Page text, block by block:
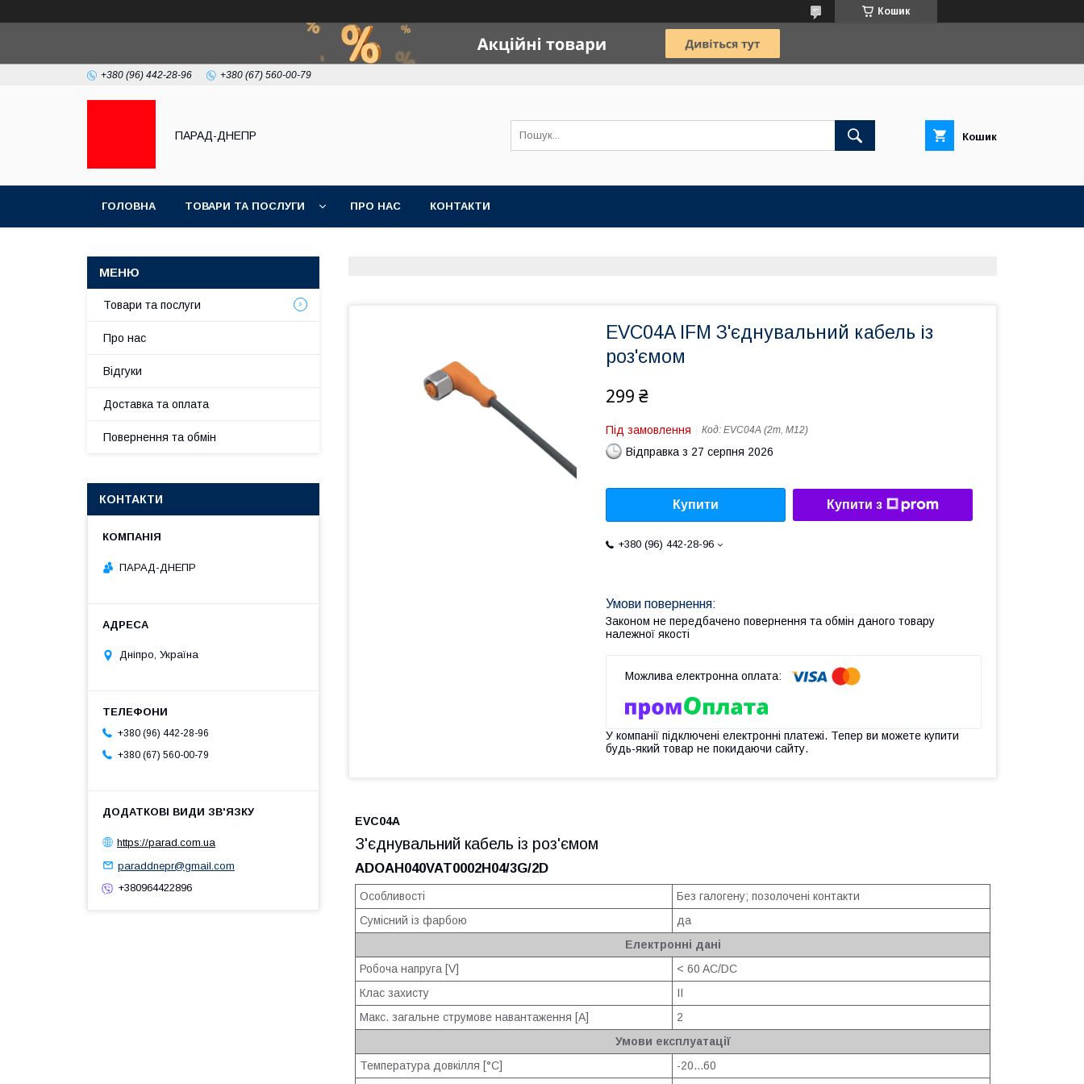
Кошик
+380 (96) 442-28-96 +380 (67) 560-00-79
ПАРАД-ДНЕПР Кошик
ГОЛОВНА ТОВАРИ ТА ПОСЛУГИ ПРО НАС КОНТАКТИ
EVC04A IFM З'єднувальний кабель із
роз'ємом
299 ₴
Під замовлення Код: EVC04A (2m, M12)
Відправка з 27 серпня 2026
Купити Купити з
+380 (96) 442-28-96
Законом не передбачено повернення та обмін даного товару
належної якості
У компанії підключені електронні платежі. Тепер ви можете купити
будь-який товар не покидаючи сайту.
EVC04A
З'єднувальний кабель із роз'ємом
ADOAH040VAT0002H04/3G/2D
Особливості
Без галогену; позолочені контакти
Сумісний із фарбою
да
Електронні дані
Робоча напруга [V]
< 60 AC/DC
Клас захисту
II
Макс. загальне струмове навантаження [A]
2
Умови експлуатації
Температура довкілля [°C]
-20...60
Товари та послуги
Про нас
Відгуки
Доставка та оплата
Повернення та обмін
КОНТАКТИ
ПАРАД-ДНЕПР
Дніпро, Україна
+380 (96) 442-28-96
+380 (67) 560-00-79
https://parad.com.ua
paraddnepr@gmail.com
+380964422896